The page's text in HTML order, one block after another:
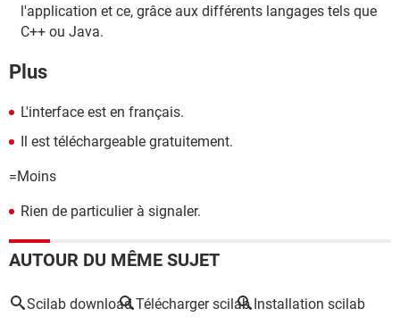
l'application et ce, grâce aux différents langages tels que
C++ ou Java.
Plus
L'interface est en français.
Il est téléchargeable gratuitement.
=Moins
Rien de particulier à signaler.
AUTOUR DU MÊME SUJET
Scilab download Télécharger scilab Installation scilab